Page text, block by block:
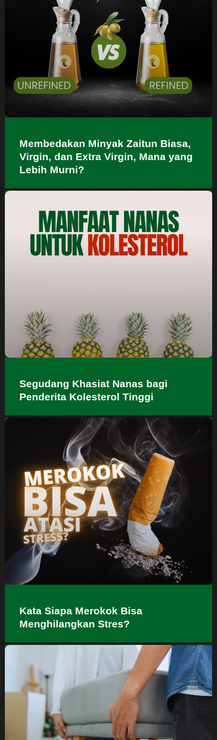
Membedakan Minyak Zaitun Biasa,
Virgin, dan Extra Virgin, Mana yang
Lebih Murni?
Segudang Khasiat Nanas bagi
Penderita Kolesterol Tinggi
Kata Siapa Merokok Bisa
Menghilangkan Stres?